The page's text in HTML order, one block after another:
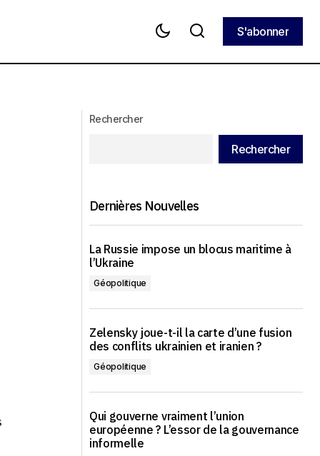
S'abonner
Rechercher
Rechercher
Dernières Nouvelles
La Russie impose un blocus maritime à
l’Ukraine
Géopolitique
Zelensky joue-t-il la carte d’une fusion
des conflits ukrainien et iranien ?
Géopolitique
Qui gouverne vraiment l’union
européenne ? L’essor de la gouvernance
informelle